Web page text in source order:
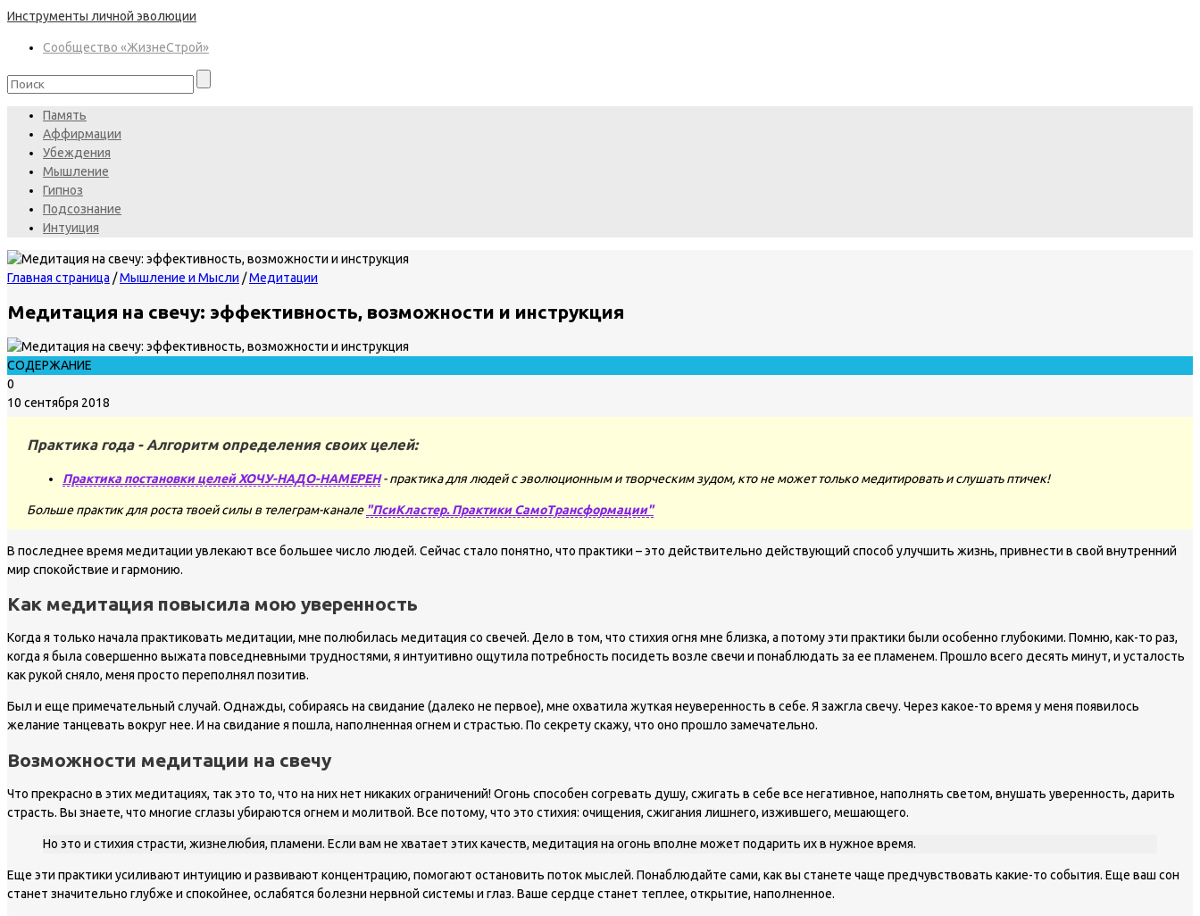
Инструменты личной эволюции
Сообщество «ЖизнеСтрой»
Память
Аффирмации
Убеждения
Мышление
Гипноз
Подсознание
Интуиция
Главная страница /Мышление и Мысли /Медитации
Медитация на свечу: эффективность, возможности и инструкция
СОДЕРЖАНИЕ
0
10 сентября 2018
Практика года - Алгоритм определения своих целей:
Практика постановки целей ХОЧУ-НАДО-НАМЕРЕН- практика для людей с эволюционным и творческим зудом, кто не может только медитировать и слушать птичек!
Больше практик для роста твоей силы в телеграм-канале "ПсиКластер. Практики СамоТрансформации"
В последнее время медитации увлекают все большее число людей. Сейчас стало понятно, что практики – это действительно действующий способ улучшить жизнь, привнести в свой внутренний
мир спокойствие и гармонию.
Как медитация повысила мою уверенность
Когда я только начала практиковать медитации, мне полюбилась медитация со свечей. Дело в том, что стихия огня мне близка, а потому эти практики были особенно глубокими. Помню, как-то раз,
когда я была совершенно выжата повседневными трудностями, я интуитивно ощутила потребность посидеть возле свечи и понаблюдать за ее пламенем. Прошло всего десять минут, и усталость
как рукой сняло, меня просто переполнял позитив.
Был и еще примечательный случай. Однажды, собираясь на свидание (далеко не первое), мне охватила жуткая неуверенность в себе. Я зажгла свечу. Через какое-то время у меня появилось
желание танцевать вокруг нее. И на свидание я пошла, наполненная огнем и страстью. По секрету скажу, что оно прошло замечательно.
Возможности медитации на свечу
Что прекрасно в этих медитациях, так это то, что на них нет никаких ограничений! Огонь способен согревать душу, сжигать в себе все негативное, наполнять светом, внушать уверенность, дарить
страсть. Вы знаете, что многие сглазы убираются огнем и молитвой. Все потому, что это стихия: очищения, сжигания лишнего, изжившего, мешающего.
Но это и стихия страсти, жизнелюбия, пламени. Если вам не хватает этих качеств, медитация на огонь вполне может подарить их в нужное время.
Еще эти практики усиливают интуицию и развивают концентрацию, помогают остановить поток мыслей. Понаблюдайте сами, как вы станете чаще предчувствовать какие-то события. Еще ваш сон
станет значительно глубже и спокойнее, ослабятся болезни нервной системы и глаз. Ваше сердце станет теплее, открытие, наполненное.